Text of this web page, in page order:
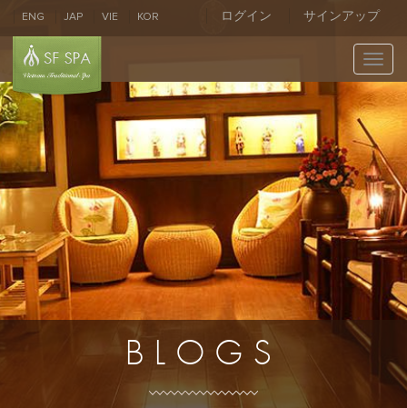
ENG JAP VIE KOR ログイン サインアップ
BLOGS